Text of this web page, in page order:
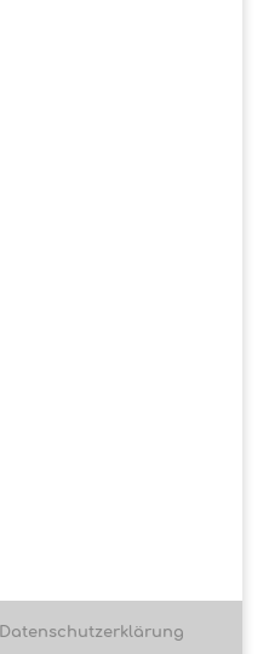
Datenschutzerklärung